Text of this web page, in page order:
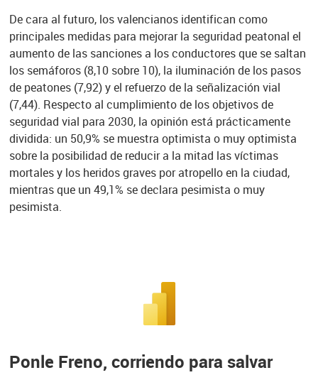
De cara al futuro, los valencianos identifican como
principales medidas para mejorar la seguridad peatonal el
aumento de las sanciones a los conductores que se saltan
los semáforos (8,10 sobre 10), la iluminación de los pasos
de peatones (7,92) y el refuerzo de la señalización vial
(7,44). Respecto al cumplimiento de los objetivos de
seguridad vial para 2030, la opinión está prácticamente
dividida: un 50,9% se muestra optimista o muy optimista
sobre la posibilidad de reducir a la mitad las víctimas
mortales y los heridos graves por atropello en la ciudad,
mientras que un 49,1% se declara pesimista o muy
pesimista.
Ponle Freno, corriendo para salvar